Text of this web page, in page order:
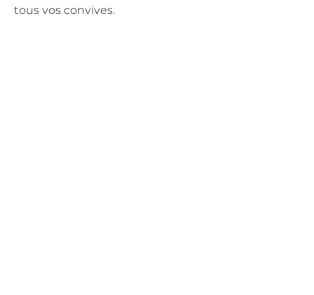
tous vos convives.